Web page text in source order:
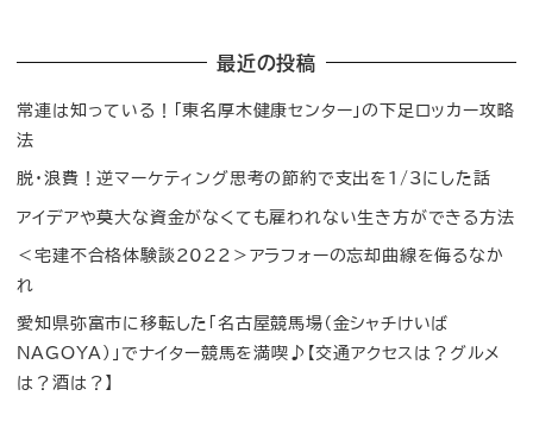
最近の投稿
常連は知っている！「東名厚木健康センター」の下足ロッカー攻略
法
脱・浪費！逆マーケティング思考の節約で支出を1/3にした話
アイデアや莫大な資金がなくても雇われない生き方ができる方法
＜宅建不合格体験談2022＞アラフォーの忘却曲線を侮るなか
れ
愛知県弥富市に移転した「名古屋競馬場（金シャチけいば
NAGOYA）」でナイター競馬を満喫♪【交通アクセスは？グルメ
は？酒は？】